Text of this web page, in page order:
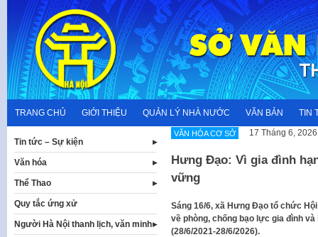
content
TRANG CHỦ GIỚI THIỆU QUẢN LÝ NHÀ NƯỚC VĂN BẢN TIN
VĂN HÓA CƠ SỞ 17 Tháng 6, 2026
Hưng Đạo: Vì gia đình
vững
Sáng 16/6, xã Hưng Đạo tổ chức
về phòng, chống bạo lực gia đình
(28/6/2021-28/6/2026).
Tin tức – Sự kiện
Văn hóa
Thể Thao
Quy tắc ứng xử
Người Hà Nội thanh lịch, văn minh